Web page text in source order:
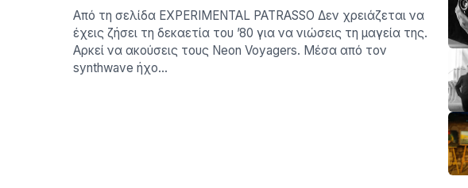
Aπό τη σελίδα ΕXPERIMENTAL PATRASSO Δεν χρειάζεται να
έχεις ζήσει τη δεκαετία του ’80 για να νιώσεις τη μαγεία της.
Αρκεί να ακούσεις τους Neon Voyagers. Μέσα από τον
synthwave ήχο…